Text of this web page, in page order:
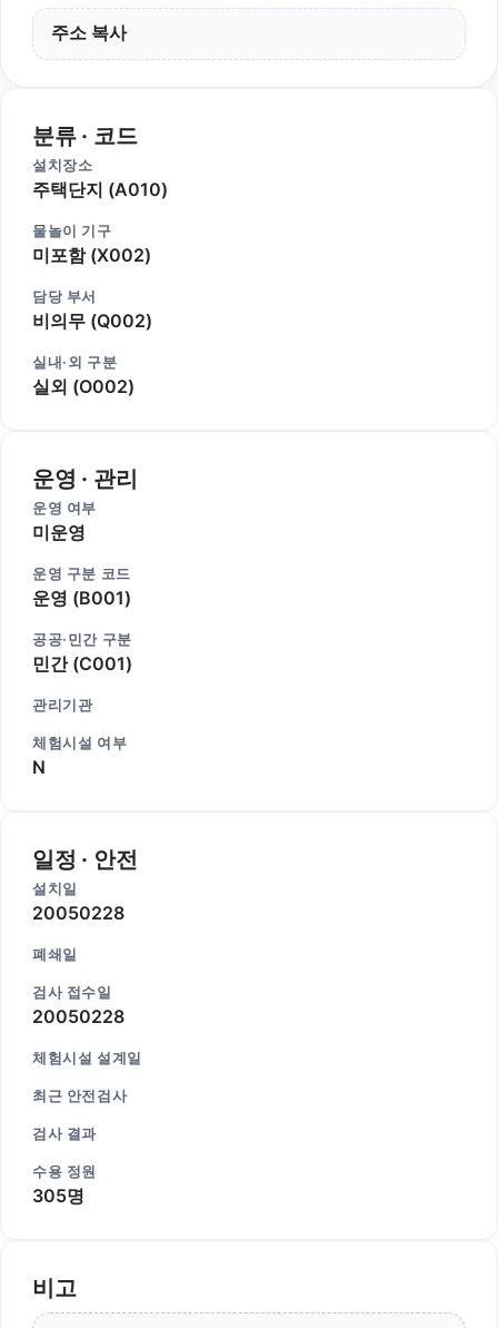
주소 복사
분류 · 코드
설치장소
주택단지 (A010)
물놀이 기구
미포함 (X002)
담당 부서
비의무 (Q002)
실내·외 구분
실외 (O002)
운영 · 관리
운영 여부
미운영
운영 구분 코드
운영 (B001)
공공·민간 구분
민간 (C001)
관리기관
체험시설 여부
N
일정 · 안전
설치일
20050228
폐쇄일
검사 접수일
20050228
체험시설 설계일
최근 안전검사
검사 결과
수용 정원
305명
비고